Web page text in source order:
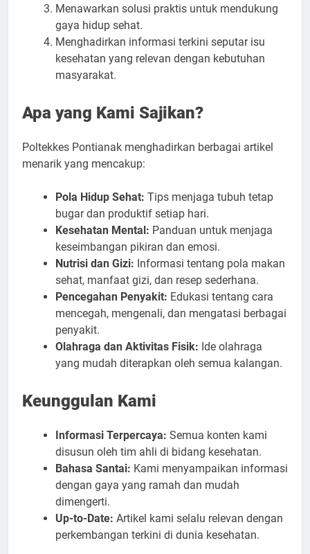
Menawarkan solusi praktis untuk mendukung
gaya hidup sehat.
Menghadirkan informasi terkini seputar isu
kesehatan yang relevan dengan kebutuhan
masyarakat.
Apa yang Kami Sajikan?
Poltekkes Pontianak menghadirkan berbagai artikel
menarik yang mencakup:
Pola Hidup Sehat: Tips menjaga tubuh tetap
bugar dan produktif setiap hari.
Kesehatan Mental: Panduan untuk menjaga
keseimbangan pikiran dan emosi.
Nutrisi dan Gizi: Informasi tentang pola makan
sehat, manfaat gizi, dan resep sederhana.
Pencegahan Penyakit: Edukasi tentang cara
mencegah, mengenali, dan mengatasi berbagai
penyakit.
Olahraga dan Aktivitas Fisik: Ide olahraga
yang mudah diterapkan oleh semua kalangan.
Keunggulan Kami
Informasi Terpercaya: Semua konten kami
disusun oleh tim ahli di bidang kesehatan.
Bahasa Santai: Kami menyampaikan informasi
dengan gaya yang ramah dan mudah
dimengerti.
Up-to-Date: Artikel kami selalu relevan dengan
perkembangan terkini di dunia kesehatan.